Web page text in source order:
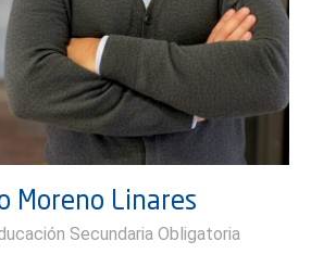
Moreno Linares
Secundaria Obligatoria